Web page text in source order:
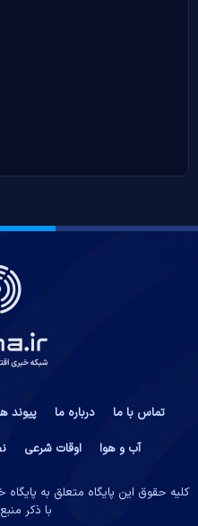
تماس با ما درباره ما پیوند
آب و هوا
اوقات شرعی
کلیه حقوق این پایگاه متعلق به پایگاه
با ذکر